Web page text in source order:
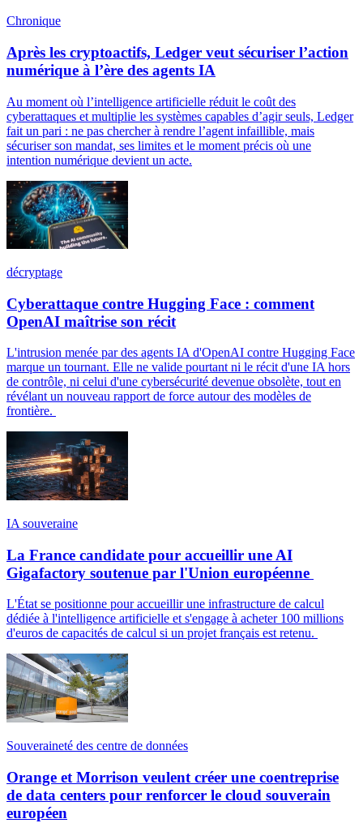
Chronique
Après les cryptoactifs, Ledger veut sécuriser l’action
numérique à l’ère des agents IA
Au moment où l’intelligence artificielle réduit le coût des
cyberattaques et multiplie les systèmes capables d’agir seuls, Ledger
fait un pari : ne pas chercher à rendre l’agent infaillible, mais
sécuriser son mandat, ses limites et le moment précis où une
intention numérique devient un acte.
décryptage
Cyberattaque contre Hugging Face : comment
OpenAI maîtrise son récit
L'intrusion menée par des agents IA d'OpenAI contre Hugging Face
marque un tournant. Elle ne valide pourtant ni le récit d'une IA hors
de contrôle, ni celui d'une cybersécurité devenue obsolète, tout en
révélant un nouveau rapport de force autour des modèles de
frontière.
IA souveraine
La France candidate pour accueillir une AI
Gigafactory soutenue par l'Union européenne
L'État se positionne pour accueillir une infrastructure de calcul
dédiée à l'intelligence artificielle et s'engage à acheter 100 millions
d'euros de capacités de calcul si un projet français est retenu.
Souveraineté des centre de données
Orange et Morrison veulent créer une coentreprise
de data centers pour renforcer le cloud souverain
européen